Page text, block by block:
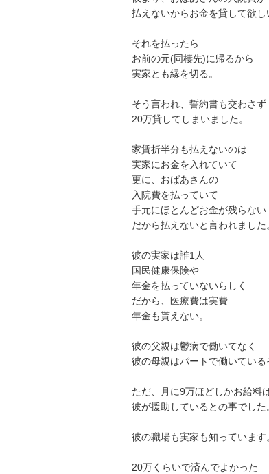
払えないからお金を貸して欲し
それを払ったら
お前の元(同棲先)に帰るから
実家とも縁を切る。
そう言われ、誓約書も交わさず
20万貸してしまいました。
家賃折半分も払えないのは
実家にお金を入れていて
更に、おばあさんの
入院費を払っていて
手元にほとんどお金が残らない
だから払えないと言われました
彼の実家は誰1人
国民健康保険や
年金を払っていないらしく
だから、医療費は実費
年金も貰えない。
彼の父親は鬱病で働いてなく
彼の母親はパートで働いている
ただ、月に9万ほどしかお給料
彼が援助しているとの事でした
彼の職場も実家も知っています
20万くらいで済んでよかった